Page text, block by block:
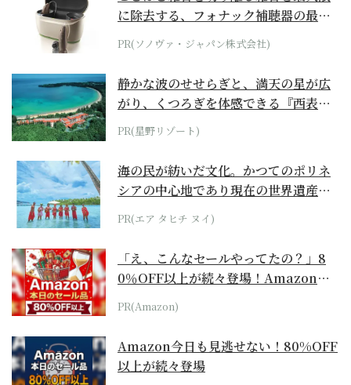
に除去する、フォナック補聴器の最上
位モデル
PR(ソノヴァ・ジャパン株式会社)
静かな波のせせらぎと、満天の星が広
がり、くつろぎを体感できる『西表島
ホテル by...
PR(星野リゾート)
海の民が紡いだ文化。かつてのポリネ
シアの中心地であり現在の世界遺産か
らみえてくる...
PR(エア タヒチ ヌイ)
「え、こんなセールやってたの？」8
0％OFF以上が続々登場！Amazonの
本気が...
PR(Amazon)
Amazon今日も見逃せない！80%OFF
以上が続々登場